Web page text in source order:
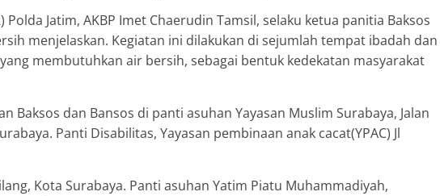
Polda Jatim, AKBP Imet Chaerudin Tamsil, selaku ketua panitia Baksos
menjelaskan. Kegiatan ini dilakukan di sejumlah tempat ibadah dan
membutuhkan air bersih, sebagai bentuk kedekatan masyarakat
Baksos dan Bansos di panti asuhan Yayasan Muslim Surabaya, Jalan
Panti Disabilitas, Yayasan pembinaan anak cacat(YPAC) Jl
Kota Surabaya. Panti asuhan Yatim Piatu Muhammadiyah,